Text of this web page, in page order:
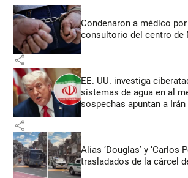
Condenaron a médico
consultorio del centro de
share
EE. UU. investiga
sistemas de agua en al
sospechas apuntan a Irán
share
Alias ‘Douglas’ y ‘Carlos
trasladados de la cárcel